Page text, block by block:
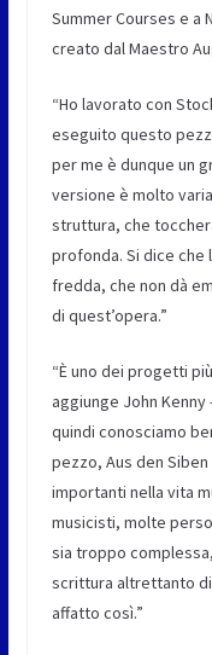
Summer Courses e a
creato dal Maestro
“Ho lavorato con
eseguito questo
per me è dunque un
versione è molto
struttura, che
profonda. Si dice che
fredda, che non dà
di quest’opera.”
“È uno dei progetti
aggiunge John
quindi conosciamo
pezzo, Aus den
importanti nella vita
musicisti, molte
sia troppo
scrittura altrettanto
affatto così.”